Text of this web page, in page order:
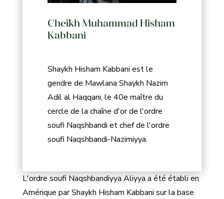
Cheikh Muhammad Hisham
Kabbani
Shaykh Hisham Kabbani est le
gendre de Mawlana Shaykh Nazim
Adil al Haqqani, le 40e maître du
cercle de la chaîne d'or de l'ordre
soufi Naqshbandi et chef de l'ordre
soufi Naqshbandi-Nazimiyya.
L'ordre soufi Naqshbandiyya Aliyya a été établi en
Amérique par Shaykh Hisham Kabbani sur la base